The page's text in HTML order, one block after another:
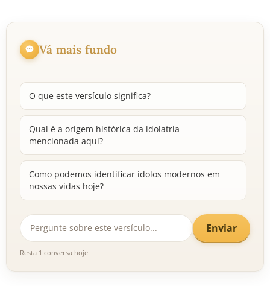
Vá mais fundo
O que este versículo significa?
Qual é a origem histórica da idolatria
mencionada aqui?
Como podemos identificar ídolos modernos em
nossas vidas hoje?
Enviar
Resta 1 conversa hoje